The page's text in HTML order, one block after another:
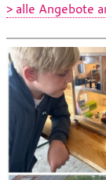
> alle Angebote